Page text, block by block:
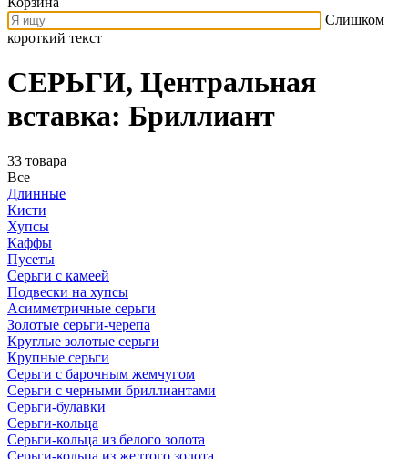
Слишком
короткий текст
СЕРЬГИ, Центральная
вставка: Бриллиант
33 товара
Все
Длинные
Кисти
Хупсы
Каффы
Пусеты
Серьги с камеей
Подвески на хупсы
Асимметричные серьги
Золотые серьги-черепа
Круглые золотые серьги
Крупные серьги
Серьги с барочным жемчугом
Серьги с черными бриллиантами
Серьги-булавки
Серьги-кольца
Серьги-кольца из белого золота
Серьги-кольца из желтого золота